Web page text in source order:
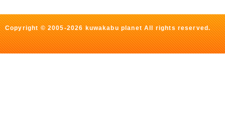
Copyright © 2005-2026 kuwakabu planet All rights reserved.